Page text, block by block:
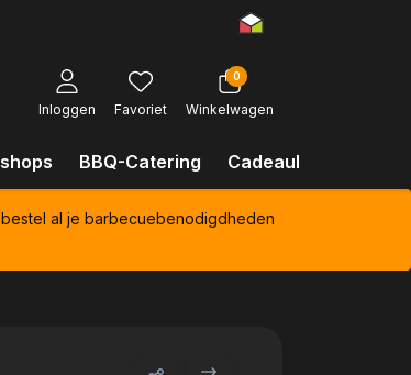
Inloggen Favoriet
0
Winkelwagen
BBQ-Catering Cadeaubonnen
al je barbecuebenodigdheden